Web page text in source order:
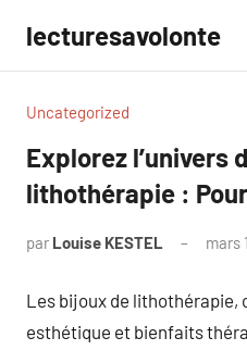
contenu
lecturesavolonte
Uncategorized
Explorez l’univers
lithothérapie :
par Louise KESTEL mars
Les bijoux de lithothérapie,
esthétique et bienfaits